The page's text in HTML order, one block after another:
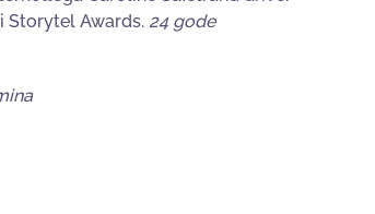
Storytel Awards. 24 gode